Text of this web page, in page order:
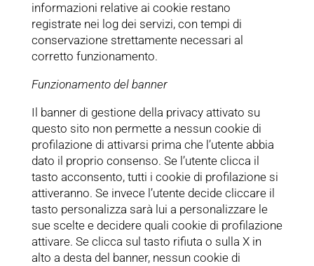
informazioni relative ai cookie restano
registrate nei log dei servizi, con tempi di
conservazione strettamente necessari al
corretto funzionamento.
Funzionamento del banner
Il banner di gestione della privacy attivato su
questo sito non permette a nessun cookie di
profilazione di attivarsi prima che l’utente abbia
dato il proprio consenso. Se l’utente clicca il
tasto acconsento, tutti i cookie di profilazione si
attiveranno. Se invece l’utente decide cliccare il
tasto personalizza sarà lui a personalizzare le
sue scelte e decidere quali cookie di profilazione
attivare. Se clicca sul tasto rifiuta o sulla X in
alto a desta del banner, nessun cookie di